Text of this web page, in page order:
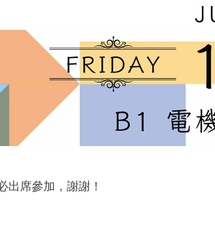
出席參加，謝謝！